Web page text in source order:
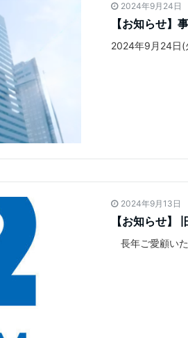
2024年9月24日
【お知らせ】
2024年9月24日(
2024年9月13日
【お知らせ】
長年ご愛顧い